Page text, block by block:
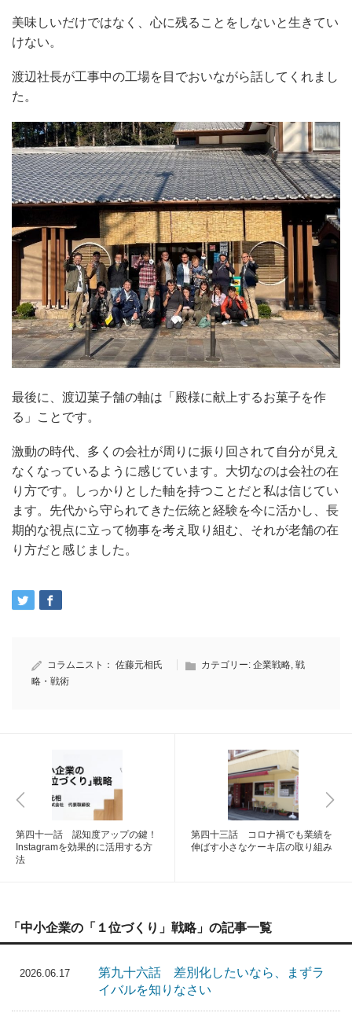
美味しいだけではなく、心に残ることをしないと生きてい
けない。
渡辺社長が工事中の工場を目でおいながら話してくれまし
た。
最後に、渡辺菓子舗の軸は「殿様に献上するお菓子を作
る」ことです。
激動の時代、多くの会社が周りに振り回されて自分が見え
なくなっているように感じています。大切なのは会社の在
り方です。しっかりとした軸を持つことだと私は信じてい
ます。先代から守られてきた伝統と経験を今に活かし、長
期的な視点に立って物事を考え取り組む、それが老舗の在
り方だと感じました。
コラムニスト： 佐藤元相氏 カテゴリー: 企業戦略, 戦
略・戦術
第四十一話 認知度アップの鍵！
Instagramを効果的に活用する方
法
第四十三話 コロナ禍でも業績を
伸ばす小さなケーキ店の取り組み
「中小企業の「１位づくり」戦略」の記事一覧
2026.06.17
第九十六話 差別化したいなら、まずラ
イバルを知りなさい